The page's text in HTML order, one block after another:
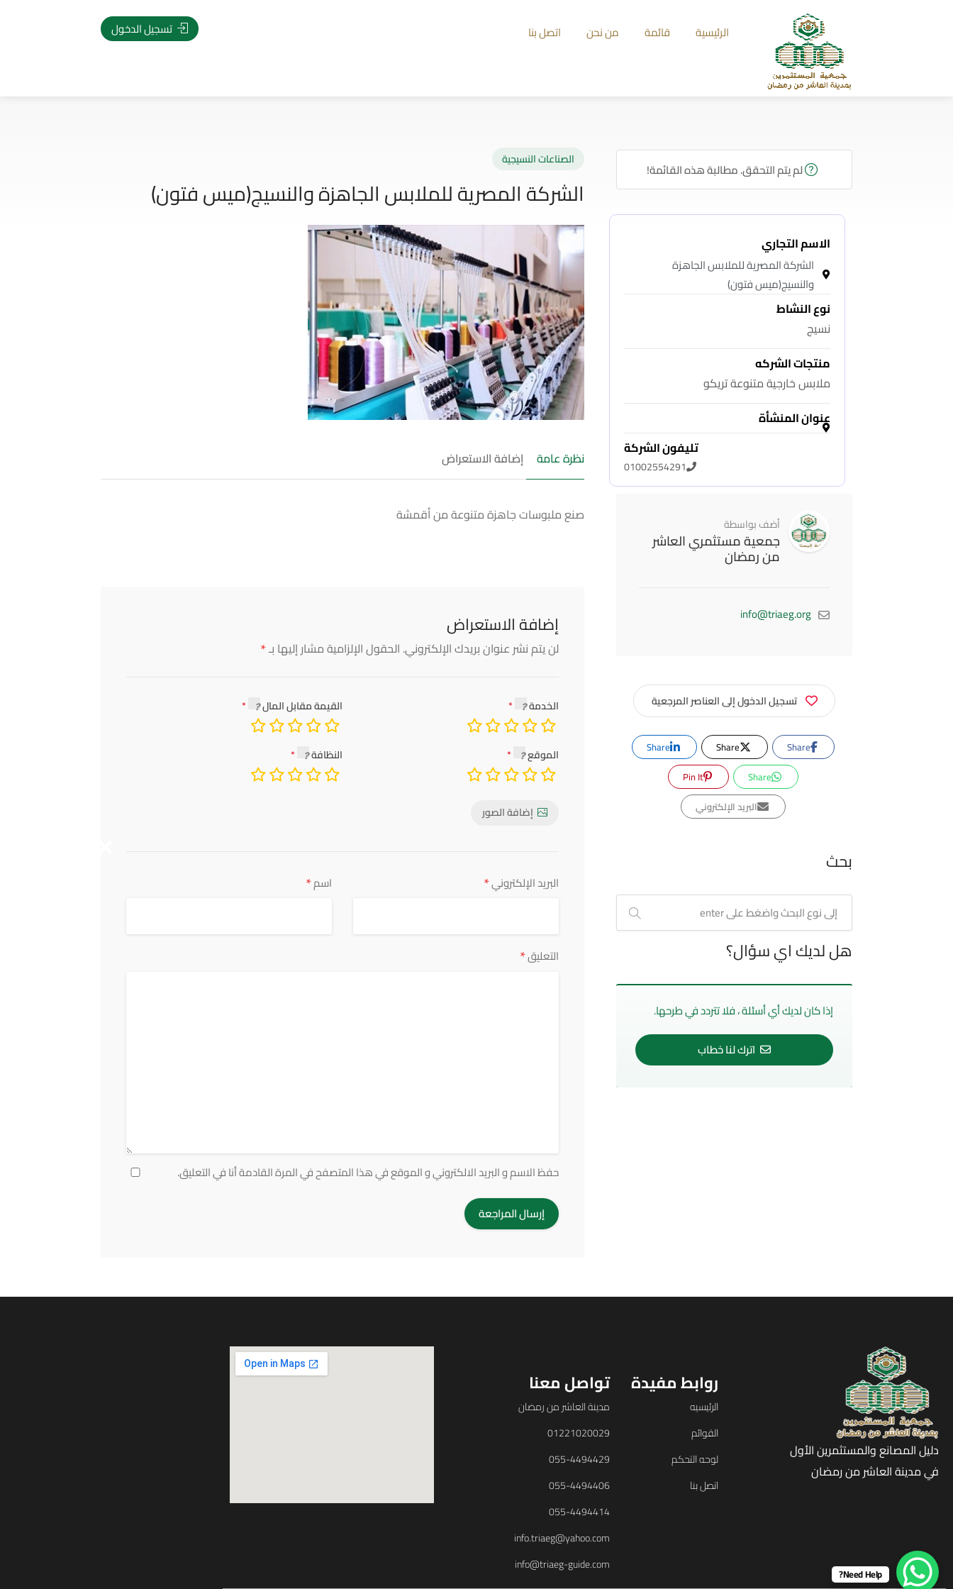
الرئيسية قائمة من نحن اتصل بنا تسجيل الدخول
الصناعات النسيجية
الشركة المصرية للملابس الجاهزة والنسيج(ميس فتون)
نظرة عامة إضافة الاستعراض
صنع ملبوسات جاهزة متنوعة من أقمشة
إضافة الاستعراض
لن يتم نشر عنوان بريدك الإلكتروني. الحقول الإلزامية مشار إليها بـ*
الخدمة القيمة مقابل المال
الموقع النظافة
إضافة الصور
اسم* البريد الإلكتروني*
التعليق*
حفظ الاسم و البريد الالكتروني و الموقع في هذا المتصفح في المرة القادمة أنا في التعليق.
لم يتم التحقق. مطالبة هذه القائمة!
الاسم التجاري
الشركة المصرية للملابس الجاهزة
والنسيج(ميس فتون)
نوع النشاط
نسيج
منتجات الشركه
ملابس خارجية متنوعة تريكو
عنوان المنشأة
تليفون الشركة
01002554291
أضف بواسطة
جمعية مستثمري العاشر
من رمضان
info@triaeg.org
تسجيل الدخول إلى العناصر المرجعية
Share
Share
Share
Share
Pin It
البريد الإلكتروني
بحث
هل لديك اي سؤال؟
إذا كان لديك أي أسئلة ، فلا تتردد في طرحها.
اترك لنا خطاب
دليل المصانع والمستثمرين الأول
في مدينة العاشر من رمضان
روابط مفيدة
الرئيسيه
القوائم
لوحه التحكم
اتصل بنا
تواصل معنا
مدينة العاشر من رمضان
01221020029
055-4494429
055-4494406
055-4494414
info.triaeg@yahoo.com
info@triaeg-guide.com
Need Help?